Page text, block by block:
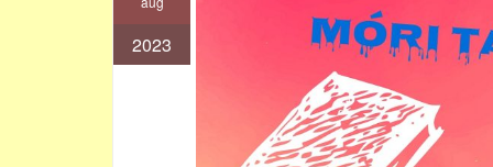
2023